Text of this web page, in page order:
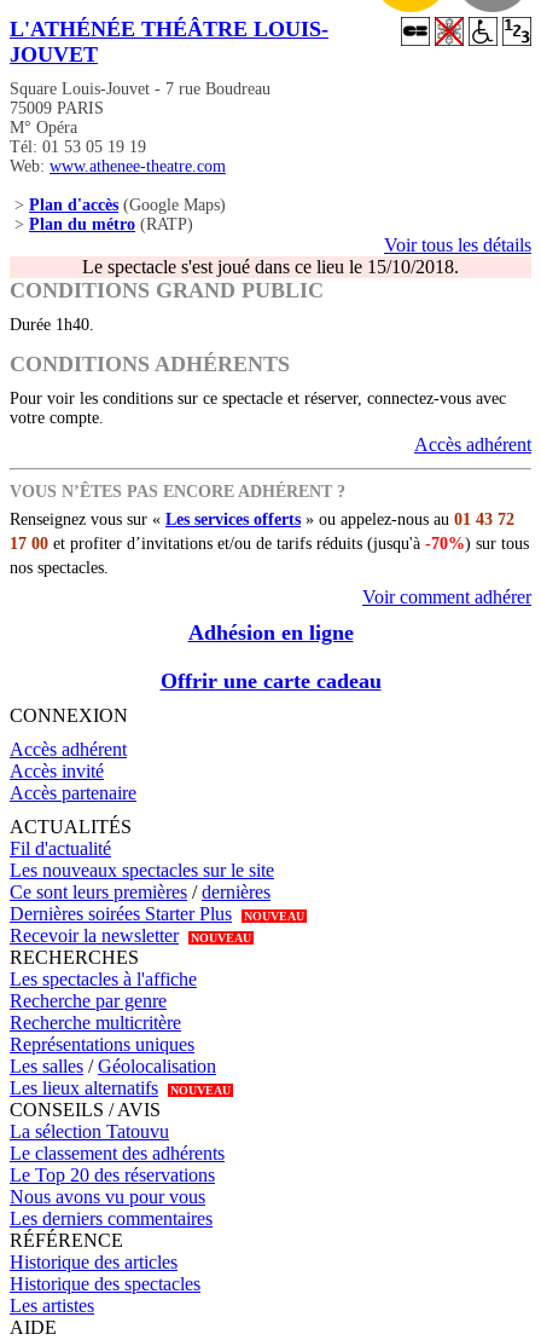
L'ATHÉNÉE THÉÂTRE LOUIS-
JOUVET
Square Louis-Jouvet - 7 rue Boudreau
75009 PARIS
M° Opéra
Tél: 01 53 05 19 19
Web: www.athenee-theatre.com
> Plan d'accès (Google Maps)
> Plan du métro (RATP)
Voir tous les détails
Le spectacle s'est joué dans ce lieu le 15/10/2018.
CONDITIONS GRAND PUBLIC
Durée 1h40.
CONDITIONS ADHÉRENTS
Pour voir les conditions sur ce spectacle et réserver, connectez-vous avec
votre compte.
Accès adhérent
VOUS N’ÊTES PAS ENCORE ADHÉRENT ?
Renseignez vous sur « Les services offerts » ou appelez-nous au 01 43 72
17 00 et profiter d’invitations et/ou de tarifs réduits (jusqu'à -70%) sur tous
nos spectacles.
Voir comment adhérer
Adhésion en ligne
Offrir une carte cadeau
CONNEXION
Accès adhérent
Accès invité
Accès partenaire
ACTUALITÉS
Fil d'actualité
Les nouveaux spectacles sur le site
Ce sont leurs premières /dernières
Dernières soirées Starter Plus
NOUVEAU
Recevoir la newsletter NOUVEAU
RECHERCHES
Les spectacles à l'affiche
Recherche par genre
Recherche multicritère
Représentations uniques
Les salles /Géolocalisation
Les lieux alternatifs
NOUVEAU
CONSEILS / AVIS
La sélection Tatouvu
Le classement des adhérents
Le Top 20 des réservations
Nous avons vu pour vous
Les derniers commentaires
RÉFÉRENCE
Historique des articles
Historique des spectacles
Les artistes
AIDE